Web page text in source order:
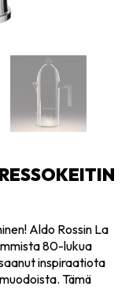
Aldo Rossin La
80-lukua
inspiraatiota
Tämä